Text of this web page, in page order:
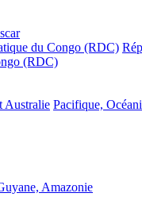
du Congo (RDC)
(RDC)
Australie Pacifique,
Amazonie